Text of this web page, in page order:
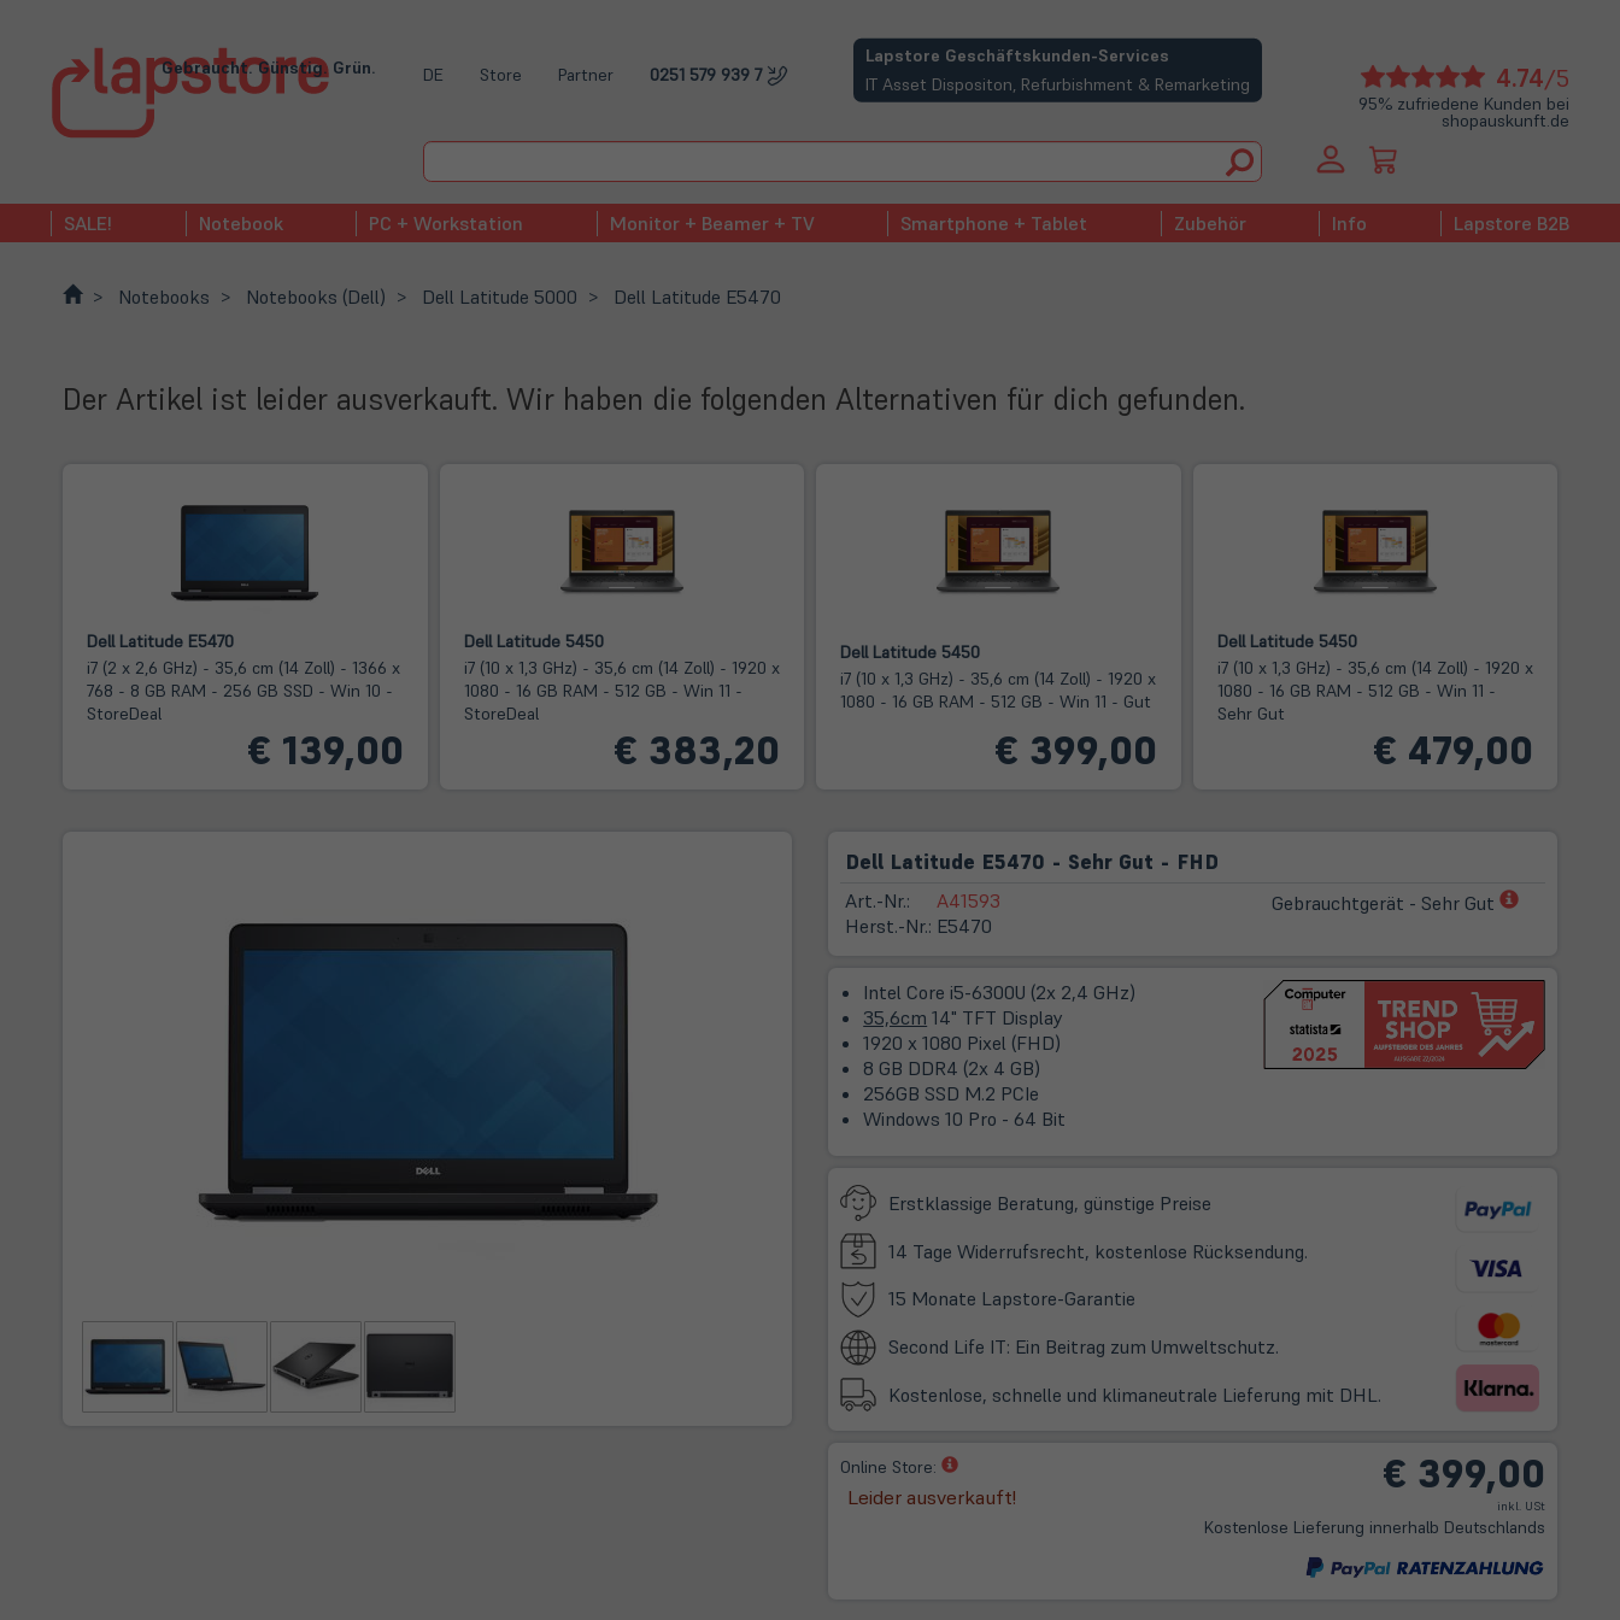
Gebraucht. Günstig. Grün. DE Store Partner 0251 579 939 7
Lapstore Geschäftskunden-Services
IT Asset Dispositon, Refurbishment & Remarketing
(öffnet in neuem Tab)
4.74/5
95% zufriedene Kunden bei
shopauskunft.de
SALE! Notebook PC + Workstation Monitor + Beamer + TV Smartphone + Tablet Zubehör Info Lapstore B2B
Notebooks Notebooks (Dell) Dell Latitude 5000 Dell Latitude E5470
Der Artikel ist leider ausverkauft. Wir haben die folgenden Alternativen für dich gefunden.
Dell Latitude E5470
i7 (2 x 2,6 GHz) - 35,6 cm (14 Zoll) - 1366 x
768 - 8 GB RAM - 256 GB SSD - Win 10 -
StoreDeal
€ 139,00
Dell Latitude 5450
i7 (10 x 1,3 GHz) - 35,6 cm (14 Zoll) - 1920 x
1080 - 16 GB RAM - 512 GB - Win 11 -
StoreDeal
€ 383,20
Dell Latitude 5450
i7 (10 x 1,3 GHz) - 35,6 cm (14 Zoll) - 1920 x
1080 - 16 GB RAM - 512 GB - Win 11 - Gut
€ 399,00
Dell Latitude 5450
i7 (10 x 1,3 GHz) - 35,6 cm (14 Zoll) - 1920 x
1080 - 16 GB RAM - 512 GB - Win 11 -
Sehr Gut
€ 479,00
Dell Latitude E5470 - Sehr Gut - FHD
Art.-Nr.:
Herst.-Nr.:
A41593
E5470
Gebrauchtgerät - Sehr Gut
(öffnet
Tab)
Intel Core i5-6300U (2x 2,4 GHz)
35,6cm 14" TFT Display
1920 x 1080 Pixel (FHD)
8 GB DDR4 (2x 4 GB)
256GB SSD M.2 PCIe
Windows 10 Pro - 64 Bit
Erstklassige Beratung, günstige Preise
14 Tage Widerrufsrecht, kostenlose Rücksendung.
15 Monate Lapstore-Garantie
neuem
Second Life IT: Ein Beitrag zum Umweltschutz.
Kostenlose, schnelle und klimaneutrale Lieferung mit DHL.
Online Store:
(öffnet
in
neuem
Leider ausverkauft! € 399,00
inkl. USt
Kostenlose Lieferung innerhalb Deutschlands